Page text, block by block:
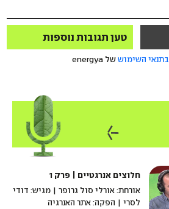
טען תגובות נוספות
בתנאי השימוששל energya
חלוצים אנרגטיים | פרק 1
אורחת: אורלי סול גרופר | מגיש: דודי
לסרי | הפקה: אתר האנרגיה